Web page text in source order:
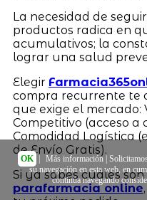
La necesidad de
productos radica en
acumulativos; la
lograr una salud
Elegir
compra recurrente te
que exige el mercado:
Competitivo (acceso a
Comodidad Logística
de Envío Gratis).
Si ya sabes cuáles
parafarmacia online
OK Más información|
su navegación en esta web, en
continúa navegando